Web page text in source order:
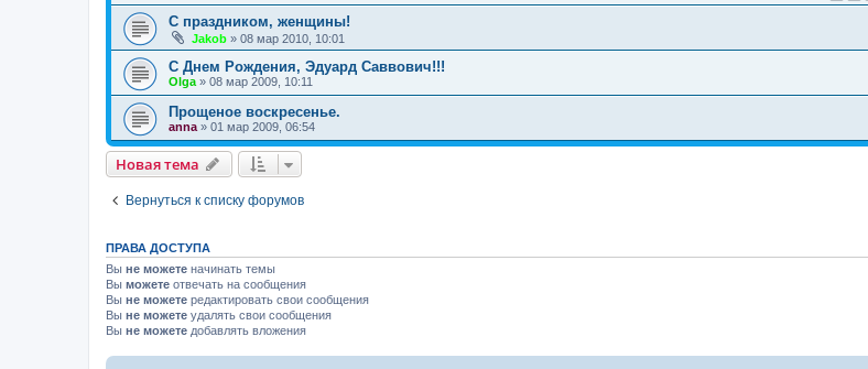
С праздником, женщины!
Jakob » 08 мар 2010, 10:01
С Днем Рождения, Эдуард Саввович!!!
Olga » 08 мар 2009, 10:11
Прощеное воскресенье.
anna » 01 мар 2009, 06:54
Новая тема
Вернуться к списку форумов
ПРАВА ДОСТУПА
Вы не можете начинать темы
Вы можете отвечать на сообщения
Вы не можете редактировать свои сообщения
Вы не можете удалять свои сообщения
Вы не можете добавлять вложения